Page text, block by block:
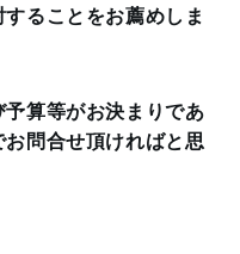
ることをお薦めしま
算等がお決まりであ
問合せ頂ければと思